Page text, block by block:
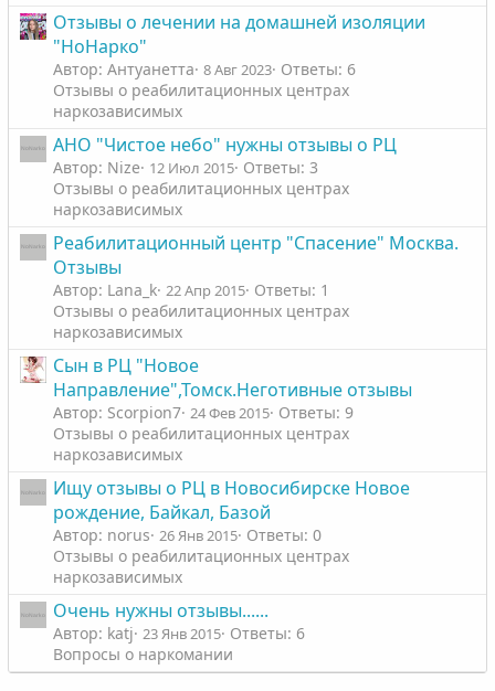
Отзывы о лечении на домашней изоляции
"НоНарко"
Автор: Антуанетта 8 Авг 2023 Ответы: 6
Отзывы о реабилитационных центрах
наркозависимых
АНО "Чистое небо" нужны отзывы о РЦ
Автор: Nize 12 Июл 2015 Ответы: 3
Отзывы о реабилитационных центрах
наркозависимых
Реабилитационный центр "Спасение" Москва.
Отзывы
Автор: Lana_k 22 Апр 2015 Ответы: 1
Отзывы о реабилитационных центрах
наркозависимых
Сын в РЦ "Новое
Направление",Томск.Неготивные отзывы
Автор: Scorpion7 24 Фев 2015 Ответы: 9
Отзывы о реабилитационных центрах
наркозависимых
Ищу отзывы о РЦ в Новосибирске Новое
рождение, Байкал, Базой
Автор: norus 26 Янв 2015 Ответы: 0
Отзывы о реабилитационных центрах
наркозависимых
Очень нужны отзывы......
Автор: katj 23 Янв 2015 Ответы: 6
Вопросы о наркомании